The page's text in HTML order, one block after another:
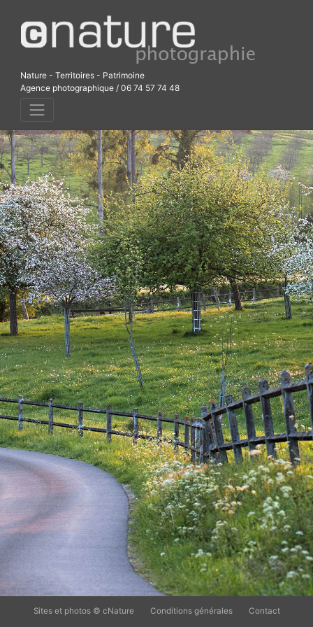
content
Nature - Territoires - Patrimoine
Agence photographique / 06 74 57 74 48
Sites et photos © cNature Conditions générales Contact